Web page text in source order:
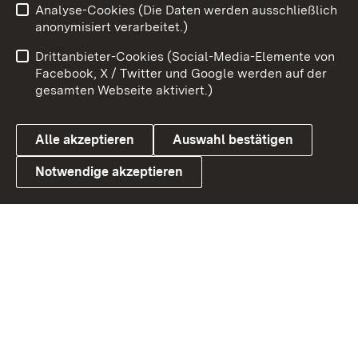
Link zum Landesportal
Benutzungshinweise
Barrierefreiheit
Datenschutz
Cookies
Analyse-Cookies (Die Daten werden ausschließlich
anonymisiert verarbeitet.)
Drittanbieter-Cookies (Social-Media-Elemente von
Facebook, X / Twitter und Google werden auf der
gesamten Webseite aktiviert.)
Alle akzeptieren Auswahl bestätigen
Notwendige akzeptieren